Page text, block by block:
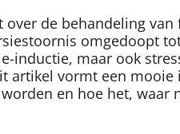
de behandeling
omgedoopt
inductie, maar ook
artikel vormt een
en hoe het,